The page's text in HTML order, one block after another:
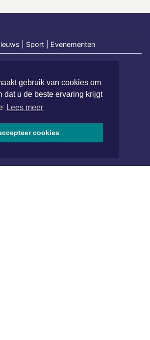
gebruik van cookies om
dat u de beste ervaring krijgt
Lees meer
cookies
| Sport | Evenementen
1